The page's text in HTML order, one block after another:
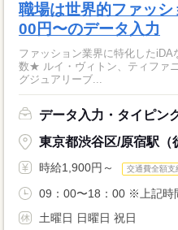
職場は世界的ファッ
00円〜のデータ入力
ファッション業界に特化した
数★ ルイ・ヴィトン、ティファニー、 モンクレールなど世界的な ラ
グジュアリーブ...
データ入力・タイピン
東京都渋谷区/原宿駅（
時給1,900円～ 交通費全額支
09：00〜18：00 ※上記時
土曜日 日曜日 祝日